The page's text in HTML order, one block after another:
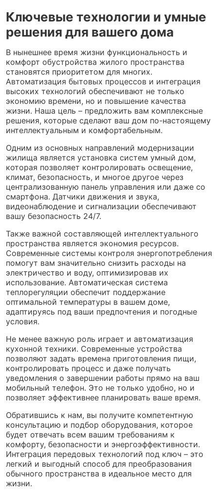
Ключевые технологии и умные
решения для вашего дома
В нынешнее время жизни функциональность и
комфорт обустройства жилого пространства
становятся приоритетом для многих.
Автоматизация бытовых процессов и интеграция
высоких технологий обеспечивают не только
экономию времени, но и повышение качества
жизни. Наша цель – предложить вам комплексные
решения, которые сделают ваш дом по-настоящему
интеллектуальным и комфортабельным.
Одним из основных направлений модернизации
жилища является установка систем умный дом,
которая позволяет контролировать освещение,
климат, безопасность, и многое другое через
централизованную панель управления или даже со
смартфона. Датчики движения и звука,
видеонаблюдение и сигнализации обеспечивают
вашу безопасность 24/7.
Также важной составляющей интеллектуального
пространства является экономия ресурсов.
Современные системы контроля энергопотребления
помогут вам значительно снизить расходы на
электричество и воду, оптимизировав их
использование. Автоматическая система
теплорегуляции обеспечит поддержание
оптимальной температуры в вашем доме,
адаптируясь под ваши предпочтения и погодные
условия.
Не менее важную роль играет и автоматизация
кухонной техники. Современные устройства
позволяют задать времена приготовления пищи,
контролировать процесс и даже получать
уведомления о завершении работы прямо на ваш
мобильный телефон. Это не только удобно, но и
позволяет эффективнее планировать ваше время.
Обратившись к нам, вы получите компетентную
консультацию и подбор оборудования, которое
будет отвечать всем вашим требованиям к
комфорту, безопасности и энергоэффективности.
Интеграция передовых технологий под ключ – это
легкий и выгодный способ для преобразования
обычного пространства в идеальное место для
жизни.